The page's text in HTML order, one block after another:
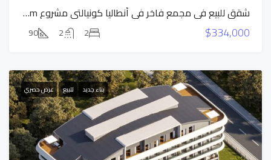
شقق للبيع في مجمع فاخر في أنطاليا كونيالتي مشروع Vista Premium
$334,000
2
2
90
بناء جديد للبيع عرض حصري